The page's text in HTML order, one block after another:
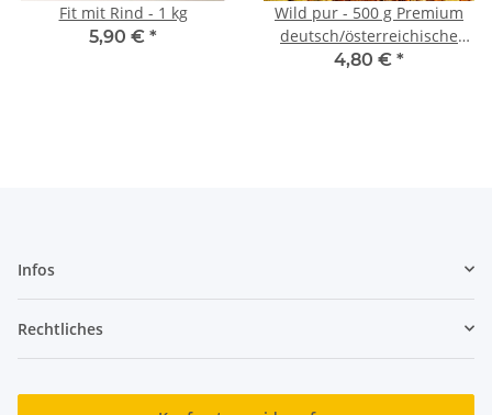
Fit mit Rind - 1 kg
5,90 € *
Wild pur - 500 g Premium
deutsch/österreichische
Ware (Wurstform)
4,80 € *
Infos
Rechtliches